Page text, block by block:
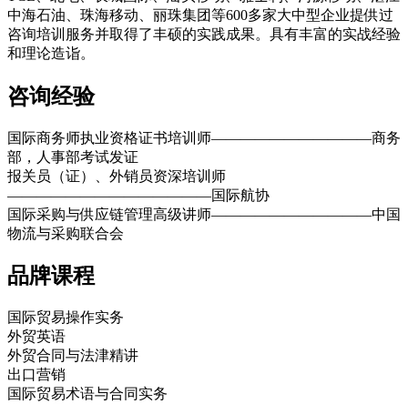
中海石油、珠海移动、丽珠集团等600多家大中型企业提供过
咨询培训服务并取得了丰硕的实践成果。具有丰富的实战经验
和理论造诣。
咨询经验
国际商务师执业资格证书培训师―――――――――――商务
部，人事部考试发证
报关员（证）、外销员资深培训师
――――――――――――――国际航协
国际采购与供应链管理高级讲师―――――――――――中国
物流与采购联合会
品牌课程
国际贸易操作实务
外贸英语
外贸合同与法津精讲
出口营销
国际贸易术语与合同实务